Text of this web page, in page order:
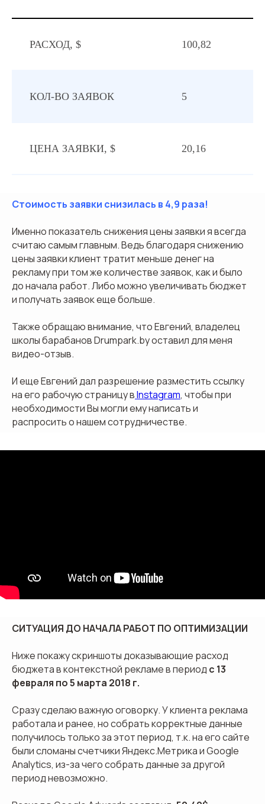
РАСХОД, $ 100,82
КОЛ-ВО ЗАЯВОК 5
ЦЕНА ЗАЯВКИ, $ 20,16
Стоимость заявки снизилась в 4,9 раза!
Именно показатель снижения цены заявки я всегда
считаю самым главным. Ведь благодаря снижению
цены заявки клиент тратит меньше денег на
рекламу при том же количестве заявок, как и было
до начала работ. Либо можно увеличивать бюджет
и получать заявок еще больше.
Также обращаю внимание, что Евгений, владелец
школы барабанов Drumpark.by оставил для меня
видео-отзыв.
И еще Евгений дал разрешение разместить ссылку
на его рабочую страницу вInstagram, чтобы при
необходимости Вы могли ему написать и
распросить о нашем сотрудничестве.
СИТУАЦИЯ ДО НАЧАЛА РАБОТ ПО ОПТИМИЗАЦИИ
Ниже покажу скриншоты доказывающие расход
бюджета в контекстной рекламе в период с 13
февраля по 5 марта 2018 г.
Сразу сделаю важную оговорку. У клиента реклама
работала и ранее, но собрать корректные данные
получилось только за этот период, т.к. на его сайте
были сломаны счетчики Яндекс.Метрика и Google
Analytics, из-за чего собрать данные за другой
период невозможно.